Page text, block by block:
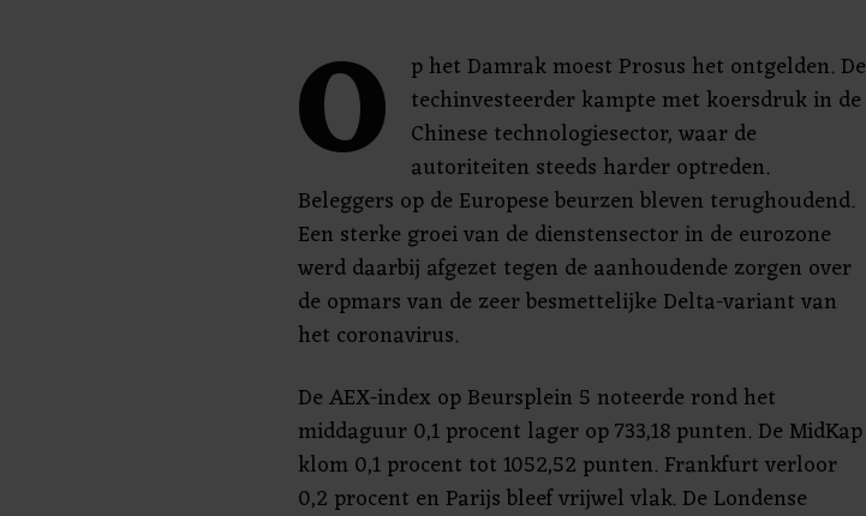
O
p het Damrak moest Prosus het ontgelden. De
techinvesteerder kampte met koersdruk in de
Chinese technologiesector, waar de
autoriteiten steeds harder optreden.
Beleggers op de Europese beurzen bleven terughoudend.
Een sterke groei van de dienstensector in de eurozone
werd daarbij afgezet tegen de aanhoudende zorgen over
de opmars van de zeer besmettelijke Delta-variant van
het coronavirus.
De AEX-index op Beursplein 5 noteerde rond het
middaguur 0,1 procent lager op 733,18 punten. De MidKap
klom 0,1 procent tot 1052,52 punten. Frankfurt verloor
0,2 procent en Parijs bleef vrijwel vlak. De Londense